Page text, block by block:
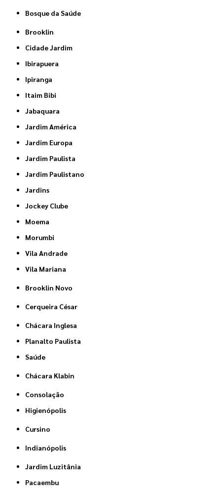
Bosque da Saúde
Brooklin
Cidade Jardim
Ibirapuera
Ipiranga
Itaim Bibi
Jabaquara
Jardim América
Jardim Europa
Jardim Paulista
Jardim Paulistano
Jardins
Jockey Clube
Moema
Morumbi
Vila Andrade
Vila Mariana
Brooklin Novo
Cerqueira César
Chácara Inglesa
Planalto Paulista
Saúde
Chácara Klabin
Consolação
Higienópolis
Cursino
Indianópolis
Jardim Luzitânia
Pacaembu